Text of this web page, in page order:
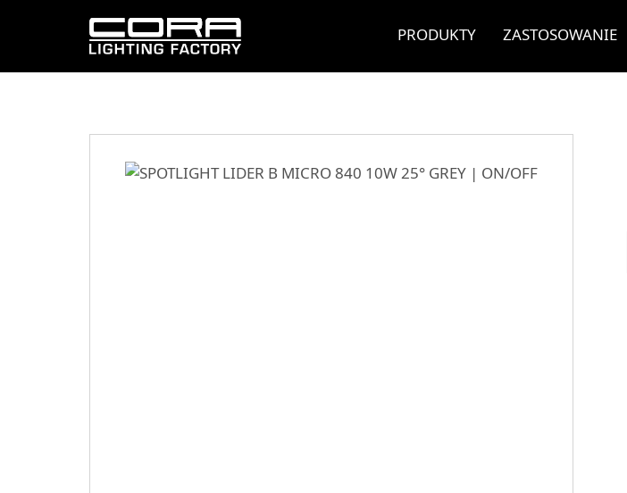
PRODUKTY ZASTOSOWANIE